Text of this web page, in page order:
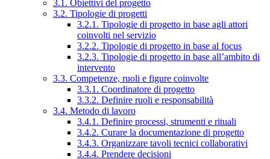
3.1. Obiettivi del progetto
3.2. Tipologie di progetti
3.2.1. Tipologie di progetto in base agli attori
coinvolti nel servizio
3.2.2. Tipologie di progetto in base al focus
3.2.3. Tipologie di progetto in base all’ambito di
intervento
3.3. Competenze, ruoli e figure coinvolte
3.3.1. Coordinatore di progetto
3.3.2. Definire ruoli e responsabilità
3.4. Metodo di lavoro
3.4.1. Definire processi, strumenti e rituali
3.4.2. Curare la documentazione di progetto
3.4.3. Organizzare tavoli tecnici collaborativi
3.4.4. Prendere decisioni